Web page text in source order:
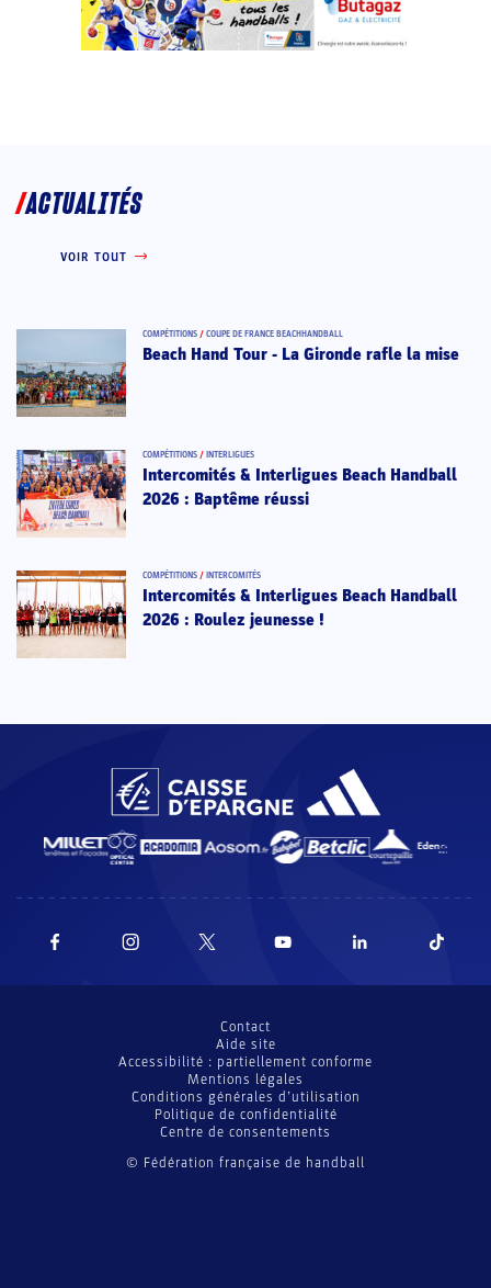
ACTUALITÉS
VOIR TOUT
COMPÉTITIONS / COUPE DE FRANCE BEACHHANDBALL
Beach Hand Tour - La Gironde rafle la mise
COMPÉTITIONS / INTERLIGUES
Intercomités & Interligues Beach Handball
2026 : Baptême réussi
COMPÉTITIONS / INTERCOMITÉS
Intercomités & Interligues Beach Handball
2026 : Roulez jeunesse !
© Fédération française de handball
Contact
Aide site
Accessibilité : partiellement conforme
Mentions légales
Conditions générales d’utilisation
Politique de confidentialité
Centre de consentements